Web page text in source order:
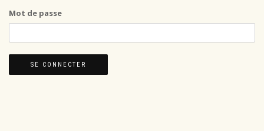
Mot de passe